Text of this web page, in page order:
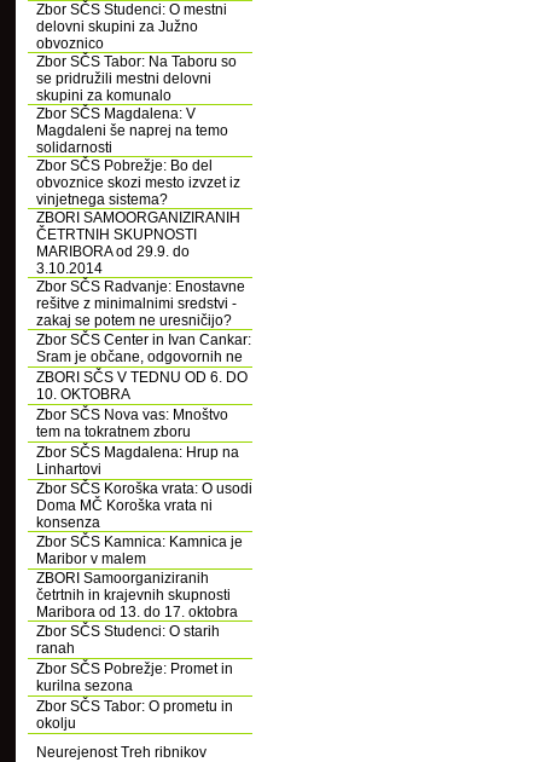
Zbor SČS Studenci: O mestni
delovni skupini za Južno
obvoznico
Zbor SČS Tabor: Na Taboru so
se pridružili mestni delovni
skupini za komunalo
Zbor SČS Magdalena: V
Magdaleni še naprej na temo
solidarnosti
Zbor SČS Pobrežje: Bo del
obvoznice skozi mesto izvzet iz
vinjetnega sistema?
ZBORI SAMOORGANIZIRANIH
ČETRTNIH SKUPNOSTI
MARIBORA od 29.9. do
3.10.2014
Zbor SČS Radvanje: Enostavne
rešitve z minimalnimi sredstvi -
zakaj se potem ne uresničijo?
Zbor SČS Center in Ivan Cankar:
Sram je občane, odgovornih ne
ZBORI SČS V TEDNU OD 6. DO
10. OKTOBRA
Zbor SČS Nova vas: Mnoštvo
tem na tokratnem zboru
Zbor SČS Magdalena: Hrup na
Linhartovi
Zbor SČS Koroška vrata: O usodi
Doma MČ Koroška vrata ni
konsenza
Zbor SČS Kamnica: Kamnica je
Maribor v malem
ZBORI Samoorganiziranih
četrtnih in krajevnih skupnosti
Maribora od 13. do 17. oktobra
Zbor SČS Studenci: O starih
ranah
Zbor SČS Pobrežje: Promet in
kurilna sezona
Zbor SČS Tabor: O prometu in
okolju
Neurejenost Treh ribnikov